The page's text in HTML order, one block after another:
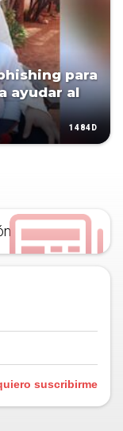
para
ayudar al
1484D
suscribirme